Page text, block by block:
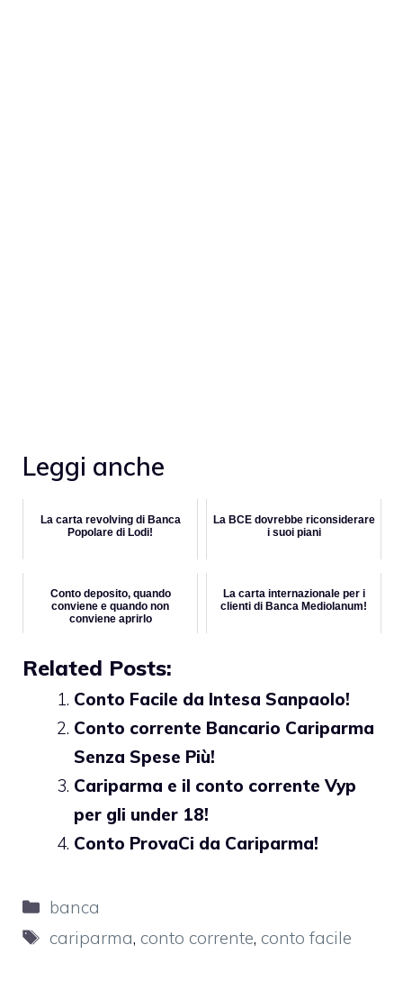
Leggi anche
La carta revolving di Banca
Popolare di Lodi!
La BCE dovrebbe riconsiderare
i suoi piani
Conto deposito, quando
conviene e quando non
conviene aprirlo
La carta internazionale per i
clienti di Banca Mediolanum!
Related Posts:
Conto Facile da Intesa Sanpaolo!
Conto corrente Bancario Cariparma
Senza Spese Più!
Cariparma e il conto corrente Vyp
per gli under 18!
Conto ProvaCi da Cariparma!
Categorie
banca
Tag
cariparma, conto corrente, conto facile